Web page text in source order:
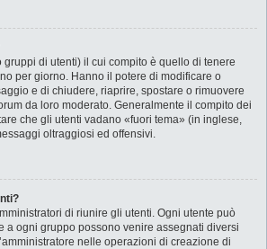
gruppi di utenti) il cui compito è quello di tenere
per giorno. Hanno il potere di modificare o
e di chiudere, riaprire, spostare o rimuovere
da loro moderato. Generalmente il compito dei
che gli utenti vadano «fuori tema» (in inglese,
oltraggiosi ed offensivi.
di riunire gli utenti. Ogni utente può
a ogni gruppo possono venire assegnati diversi
nelle operazioni di creazione di